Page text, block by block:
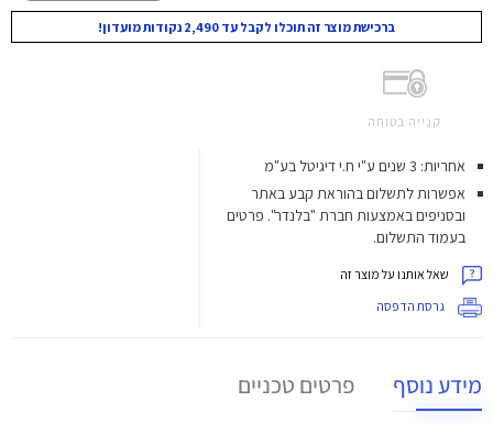
ברכישת מוצר זה תוכלו לקבל עד 2,490 נקודות מועדון!
קנייה בטוחה
אחריות: 3 שנים ע"י ח.י דיגיטל בע"מ
אפשרות לתשלום בהוראת קבע באתר
ובסניפים באמצעות חברת "בלנדר". פרטים
בעמוד התשלום.
שאל אותנו על מוצר זה
גרסת הדפסה
מידע נוסף פרטים טכניים